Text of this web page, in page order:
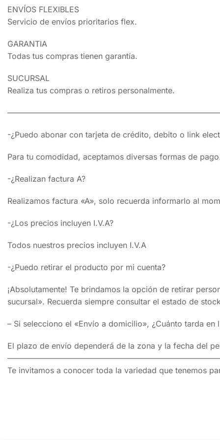
ENVÍOS FLEXIBLES
Servicio de envíos prioritarios flex.
GARANTIA
Todas tus compras tienen garantía.
SUCURSAL
Realiza tus compras o retiros personalmente.
-¿Puedo abonar con tarjeta de crédito, debito o link
Para tu comodidad, aceptamos diversas formas de
-¿Realizan factura A?
Realizamos factura «A», solo recuerda informarlo al
-¿Los precios incluyen I.V.A?
Todos nuestros precios incluyen I.V.A
-¿Puedo retirar el producto por mi cuenta?
¡Absolutamente! Te brindamos la opción de retirar
sucursal». Recuerda siempre consultar el estado de
– Si selecciono el «Envío a domicilio», ¿Cuánto tarda en
El plazo de envío dependerá de la zona y la fecha del
Te invitamos a conocer toda la variedad que tenemos